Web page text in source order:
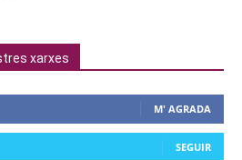
xarxes
M' AGRADA
SEGUIR